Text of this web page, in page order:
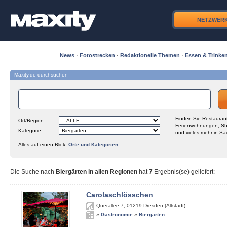
News · Fotostrecken · Redaktionelle Themen · Essen &
Maxity.de durchsuchen
Ort/Region:
Kategorie:
Finden Sie
Ferienwohnungen,
und vieles mehr in
Alles auf einen Blick: Orte und Kategorien
Die Suche nach Biergärten in allen Regionen hat7 Ergebnis(se) geliefert:
Carolaschlösschen
Querallee 7 01219 Dresden (Altstadt)
» Gastronomie » Biergarten